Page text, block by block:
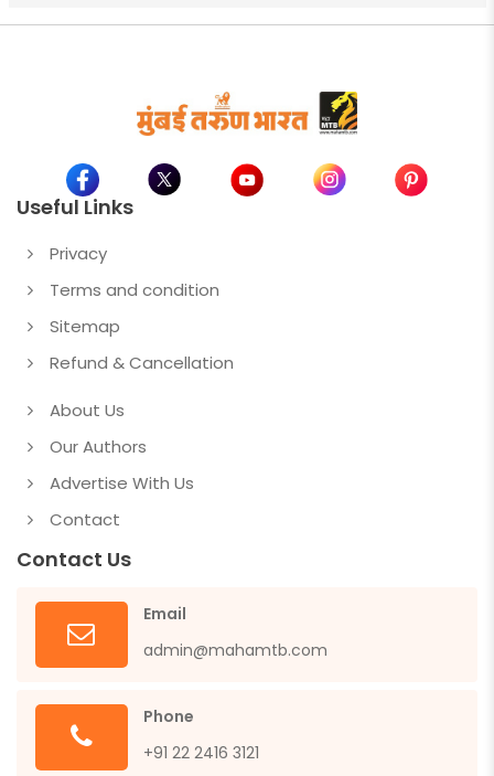
Useful Links
Privacy
Terms and condition
Sitemap
Refund & Cancellation
About Us
Our Authors
Advertise With Us
Contact
Contact Us
Email
admin@mahamtb.com
Phone
+91 22 2416 3121